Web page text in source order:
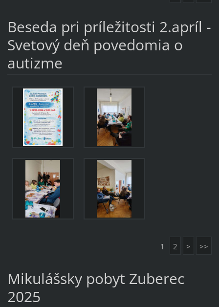
Beseda pri príležitosti 2.apríl -
Svetový deň povedomia o
autizme
1 2 > >>
Mikulášsky pobyt Zuberec
2025